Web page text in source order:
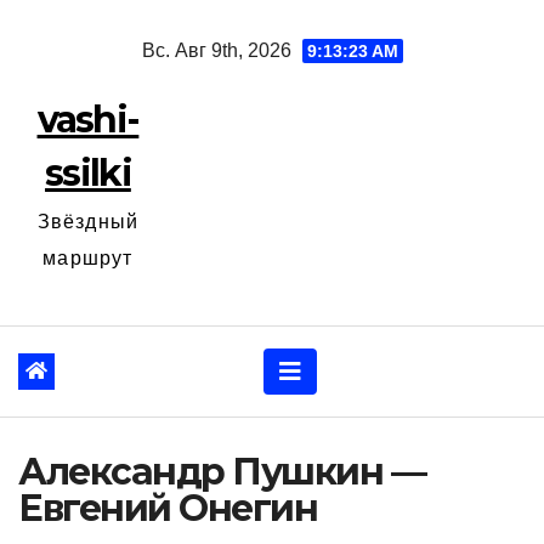
Вс. Авг 9th, 2026 9:13:25 AM
vashi-
ssilki
Звёздный
маршрут
Александр Пушкин —
Евгений Онегин